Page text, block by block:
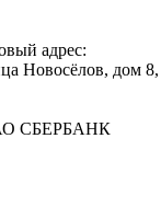
адрес:
Новосёлов, дом
СБЕРБАНК